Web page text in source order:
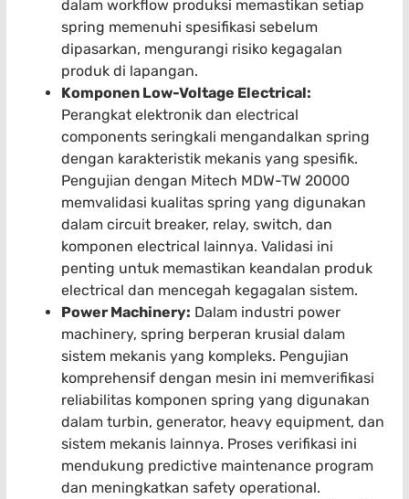
dalam workflow produksi memastikan setiap
spring memenuhi spesifikasi sebelum
dipasarkan, mengurangi risiko kegagalan
produk di lapangan.
Komponen Low-Voltage Electrical:
Perangkat elektronik dan electrical
components seringkali mengandalkan spring
dengan karakteristik mekanis yang spesifik.
Pengujian dengan Mitech MDW-TW 20000
memvalidasi kualitas spring yang digunakan
dalam circuit breaker, relay, switch, dan
komponen electrical lainnya. Validasi ini
penting untuk memastikan keandalan produk
electrical dan mencegah kegagalan sistem.
Power Machinery: Dalam industri power
machinery, spring berperan krusial dalam
sistem mekanis yang kompleks. Pengujian
komprehensif dengan mesin ini memverifikasi
reliabilitas komponen spring yang digunakan
dalam turbin, generator, heavy equipment, dan
sistem mekanis lainnya. Proses verifikasi ini
mendukung predictive maintenance program
dan meningkatkan safety operational.